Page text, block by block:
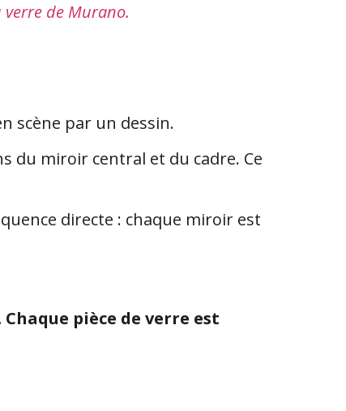
de Murano.
scène par un dessin.
du miroir central et du cadre. Ce
directe : chaque miroir est
pièce de verre est